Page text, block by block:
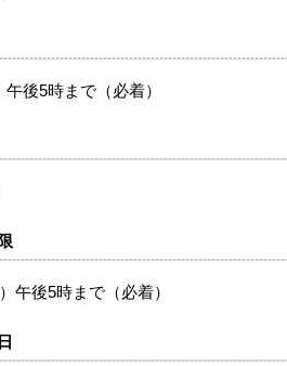
後5時まで（必着）
午後5時まで（必着）